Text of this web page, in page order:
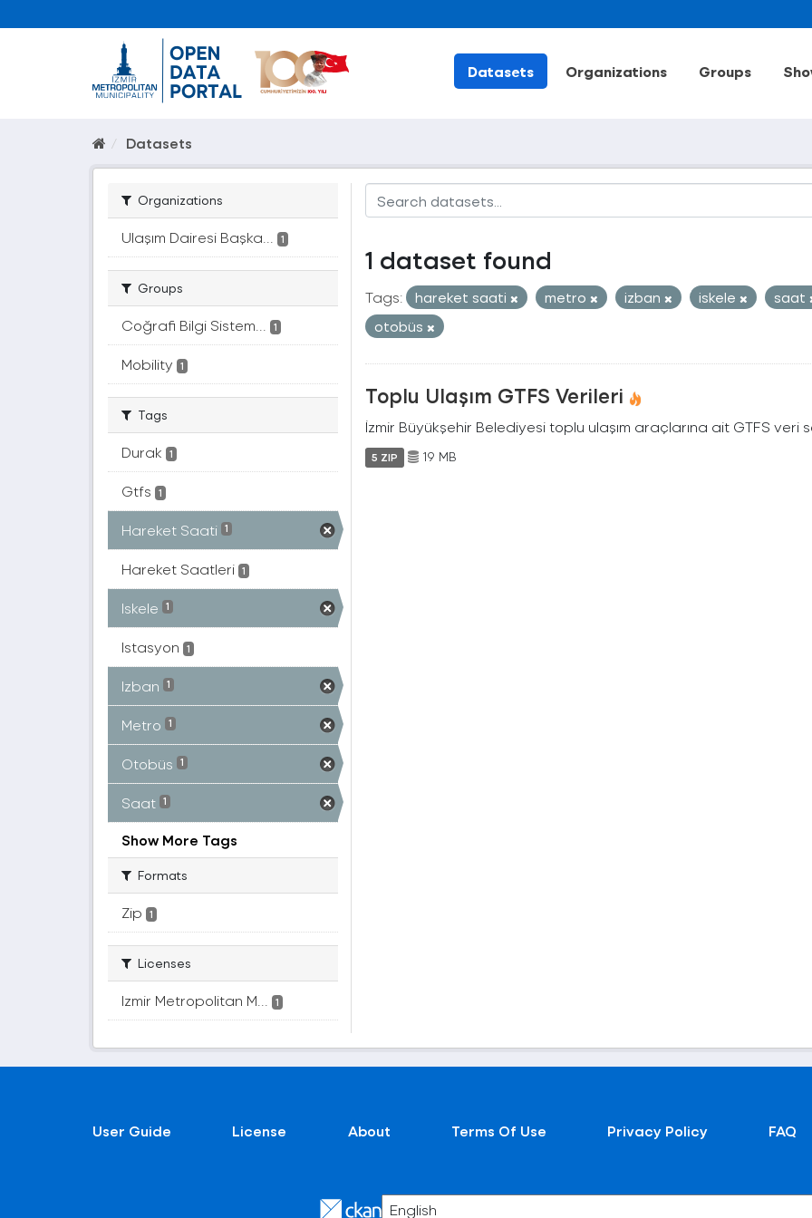
Datasets Organizations Groups
Datasets
Organizations
Ulaşım Dairesi Başka... 1
Groups
Coğrafi Bilgi Sistem... 1
Mobility 1
Tags
Durak 1
Gtfs 1
Hareket Saati 1
Hareket Saatleri 1
Iskele 1
Istasyon 1
Izban 1
Metro 1
Otobüs 1
Saat 1
Show More Tags
Formats
Zip 1
Licenses
Izmir Metropolitan M... 1
1 dataset found
Tags: hareket saati metro izban iskele
saat
otobüs
Toplu Ulaşım GTFS Verileri
İzmir Büyükşehir Belediyesi toplu ulaşım araçlarına ait GTFS veri
5 ZIP 19 MB
User Guide License About Terms Of Use Privacy Policy FAQ